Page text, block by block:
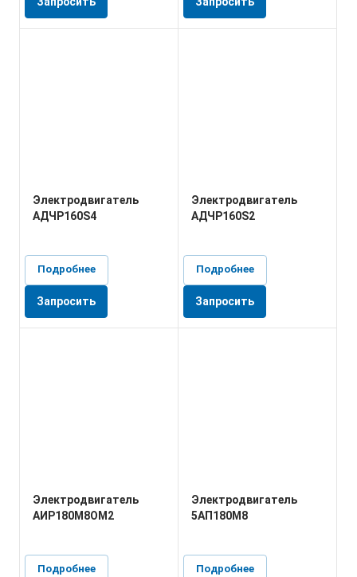
Электродвигатель
АДЧР160S4
Подробнее
Запросить
Электродвигатель
АДЧР160S2
Подробнее
Запросить
Электродвигатель
АИР180M8ОМ2
Подробнее
Электродвигатель
5АП180M8
Подробнее